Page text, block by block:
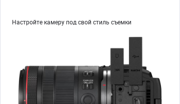
Настройте камеру под свой стиль съемки